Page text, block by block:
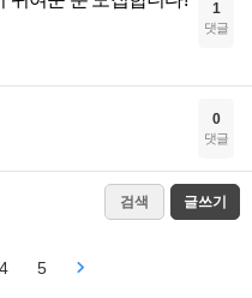
1
댓글
0
댓글
검색 글쓰기
4 5